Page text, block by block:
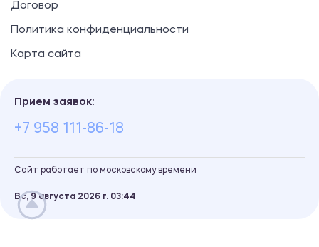
Договор
Политика конфиденциальности
Карта сайта
Прием заявок:
+7 958 111-86-18
Сайт работает по московскому времени
Вс, 9 августа 2026 г. 03 44